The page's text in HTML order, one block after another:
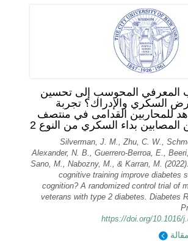
المعرفي المحوسب إلى تحسين
لمرض السكري والإدراك؟ تجربة
للمحاربين القدامى في منتصف
المصابين بداء السكري من النوع 2
Silverman, J. M., Zhu, C. W.,
Alexander, N. B., Guerrero-Berroa, E.,
Sano, M., Nabozny, M., & Karran, M.
cognitive training improve diabetes
cognition? A randomized control trial of
veterans with type 2 diabetes. Diabetes
https://doi.org/10.1016/